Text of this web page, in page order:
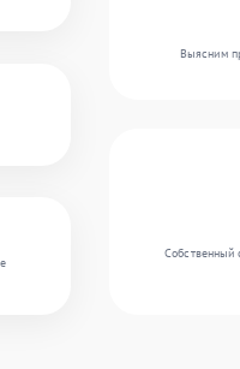
Выясним
Собственный